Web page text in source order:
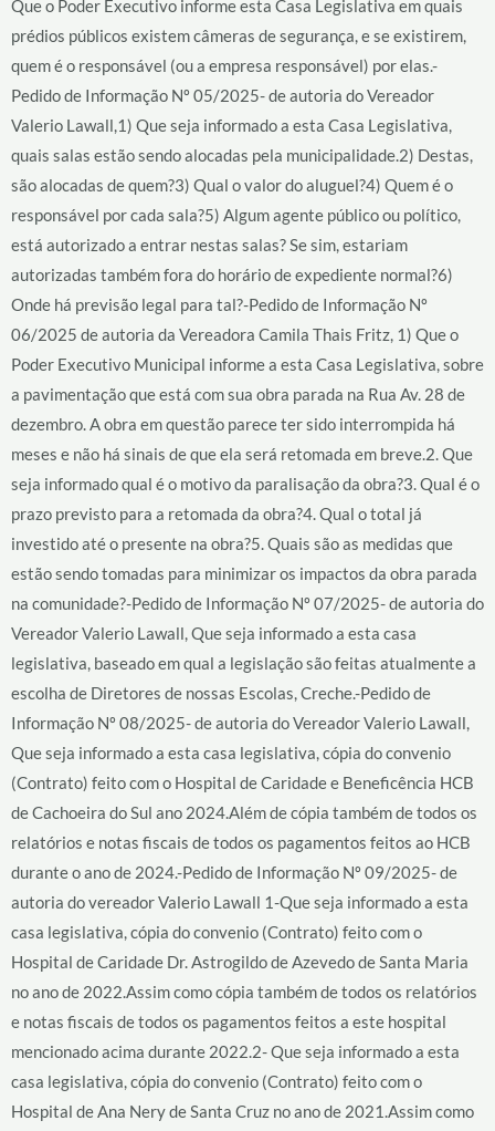
Que o Poder Executivo informe esta Casa Legislativa em quais
prédios públicos existem câmeras de segurança, e se existirem,
quem é o responsável (ou a empresa responsável) por elas.-
Pedido de Informação Nº 05/2025- de autoria do Vereador
Valerio Lawall,1) Que seja informado a esta Casa Legislativa,
quais salas estão sendo alocadas pela municipalidade.2) Destas,
são alocadas de quem?3) Qual o valor do aluguel?4) Quem é o
responsável por cada sala?5) Algum agente público ou político,
está autorizado a entrar nestas salas? Se sim, estariam
autorizadas também fora do horário de expediente normal?6)
Onde há previsão legal para tal?-Pedido de Informação Nº
06/2025 de autoria da Vereadora Camila Thais Fritz, 1) Que o
Poder Executivo Municipal informe a esta Casa Legislativa, sobre
a pavimentação que está com sua obra parada na Rua Av. 28 de
dezembro. A obra em questão parece ter sido interrompida há
meses e não há sinais de que ela será retomada em breve.2. Que
seja informado qual é o motivo da paralisação da obra?3. Qual é o
prazo previsto para a retomada da obra?4. Qual o total já
investido até o presente na obra?5. Quais são as medidas que
estão sendo tomadas para minimizar os impactos da obra parada
na comunidade?-Pedido de Informação Nº 07/2025- de autoria do
Vereador Valerio Lawall, Que seja informado a esta casa
legislativa, baseado em qual a legislação são feitas atualmente a
escolha de Diretores de nossas Escolas, Creche.-Pedido de
Informação Nº 08/2025- de autoria do Vereador Valerio Lawall,
Que seja informado a esta casa legislativa, cópia do convenio
(Contrato) feito com o Hospital de Caridade e Beneficência HCB
de Cachoeira do Sul ano 2024.Além de cópia também de todos os
relatórios e notas fiscais de todos os pagamentos feitos ao HCB
durante o ano de 2024.-Pedido de Informação Nº 09/2025- de
autoria do vereador Valerio Lawall 1-Que seja informado a esta
casa legislativa, cópia do convenio (Contrato) feito com o
Hospital de Caridade Dr. Astrogildo de Azevedo de Santa Maria
no ano de 2022.Assim como cópia também de todos os relatórios
e notas fiscais de todos os pagamentos feitos a este hospital
mencionado acima durante 2022.2- Que seja informado a esta
casa legislativa, cópia do convenio (Contrato) feito com o
Hospital de Ana Nery de Santa Cruz no ano de 2021.Assim como